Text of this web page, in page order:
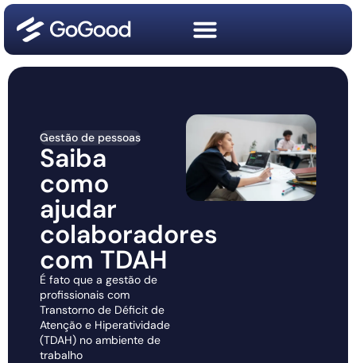
Gestão de pessoas
Saiba
como
ajudar
colaboradores
com TDAH
É fato que a gestão de
profissionais com
Transtorno de Déficit de
Atenção e Hiperatividade
(TDAH) no ambiente de
trabalho